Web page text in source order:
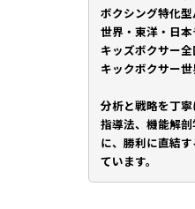
ボクシング特化
世界・東洋・日
キッズボクサー
キックボクサー
分析と戦略を丁
指導法、機能解
に、勝利に直結
ています。